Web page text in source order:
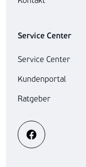
Service Center
Service Center
Kundenportal
Ratgeber